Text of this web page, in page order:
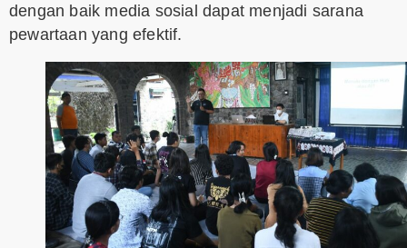
dengan baik media sosial dapat menjadi sarana
pewartaan yang efektif.